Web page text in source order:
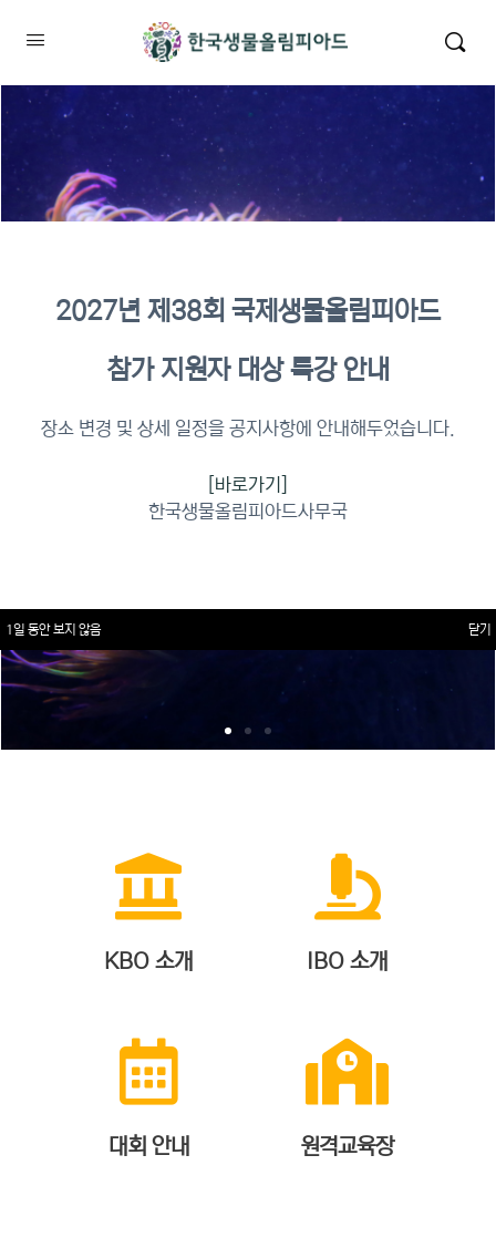
이수증명서 확인 바로가기
KBO 소개 IBO 소개
대회 안내 원격교육장
2027년 제38회 국제생물올림피아드
참가 지원자 대상 특강 안내
장소 변경 및 상세 일정을 공지사항에 안내해두었습니다.
[바로가기]
한국생물올림피아드사무국
1일 동안 보지 않음 닫기